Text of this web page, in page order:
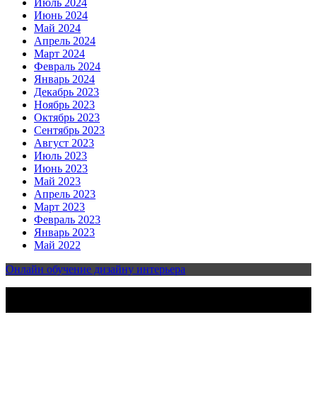
Июнь 2024
Май 2024
Апрель 2024
Март 2024
Февраль 2024
Январь 2024
Декабрь 2023
Ноябрь 2023
Октябрь 2023
Сентябрь 2023
Август 2023
Июль 2023
Июнь 2023
Май 2023
Апрель 2023
Март 2023
Февраль 2023
Январь 2023
Май 2022
Онлайн обучение дизайну интерьера